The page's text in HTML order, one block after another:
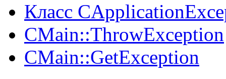
Класс
CMain::ThrowException
CMain::GetException